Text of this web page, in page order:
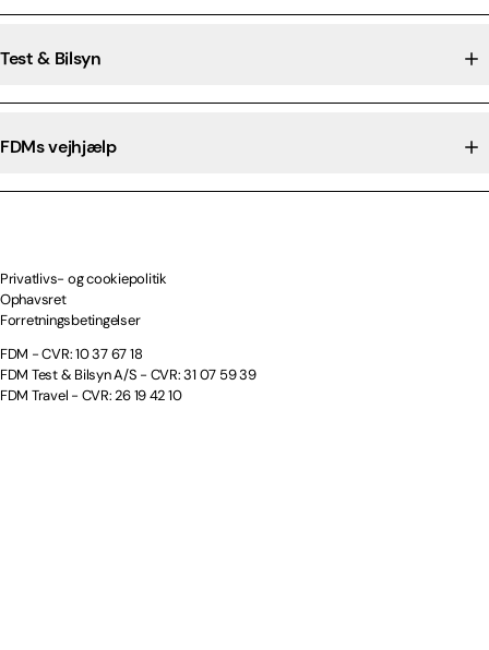
Test & Bilsyn
FDMs vejhjælp
Privatlivs- og cookiepolitik
Ophavsret
Forretningsbetingelser
FDM - CVR: 10 37 67 18
FDM Test & Bilsyn A/S - CVR: 31 07 59 39
FDM Travel - CVR: 26 19 42 10